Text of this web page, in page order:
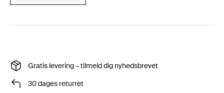
Gratis levering – tilmeld dig nyhedsbrevet
30 dages returret